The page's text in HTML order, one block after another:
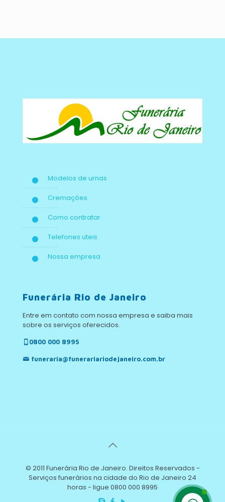
Modelos de urnas
Cremações
Como contratar
Telefones uteis
Nossa empresa
Funerária Rio de Janeiro
Entre em contato com nossa empresa e saiba mais
sobre os serviços oferecidos.
0800 000 8995
funeraria@funerariariodejaneiro.com.br
© 2011 Funerária Rio de Janeiro. Direitos Reservados -
Serviços funerários na cidade do Rio de Janeiro 24
horas - ligue 0800 000 8995